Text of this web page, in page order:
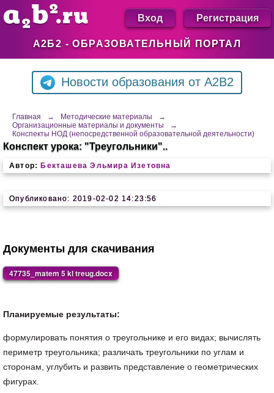
А2Б2 - ОБРАЗОВАТЕЛЬНЫЙ ПОРТАЛ
Вход Регистрация
Новости образования от A2B2
Главная → Методические материалы
→
Организационные материалы и документы
→
Конспекты НОД (непосредственной образовательной деятельности)
Конспект урока: "Треугольники"..
Автор: Бекташева Эльмира Изетовна
Опубликовано: 2019-02-02 14:23:56
Документы для скачивания
47735_matem 5 kl treug.docx
Планируемые результаты:
формулировать понятия о треугольнике и его видах; вычислять
периметр треугольника; различать треугольники по углам и
сторонам, углубить и развить представление о геометрических
фигурах.